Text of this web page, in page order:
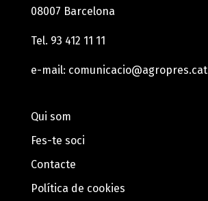
08007 Barcelona
Tel. 93 412 11 11
e-mail: comunicacio@agropres.cat
Qui som
Fes-te soci
Contacte
Política de cookies